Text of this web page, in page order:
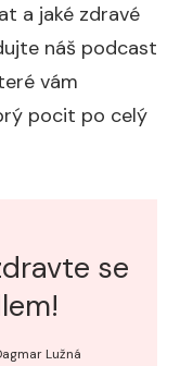
a jaké zdravé
náš podcast
vám
pocit po celý
se
Lužná